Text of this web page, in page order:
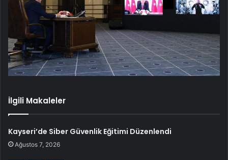
İlgili Makaleler
Kayseri’de Siber Güvenlik Eğitimi Düzenlendi
Ağustos 7, 2026